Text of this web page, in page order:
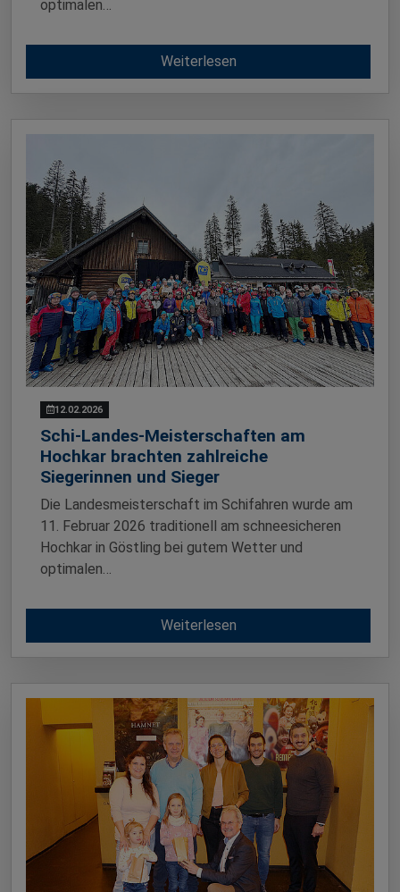
optimalen…
Weiterlesen
12.02.2026
Schi-Landes-Meisterschaften am
Hochkar brachten zahlreiche
Siegerinnen und Sieger
Die Landesmeisterschaft im Schifahren wurde am
11. Februar 2026 traditionell am schneesicheren
Hochkar in Göstling bei gutem Wetter und
optimalen…
Weiterlesen